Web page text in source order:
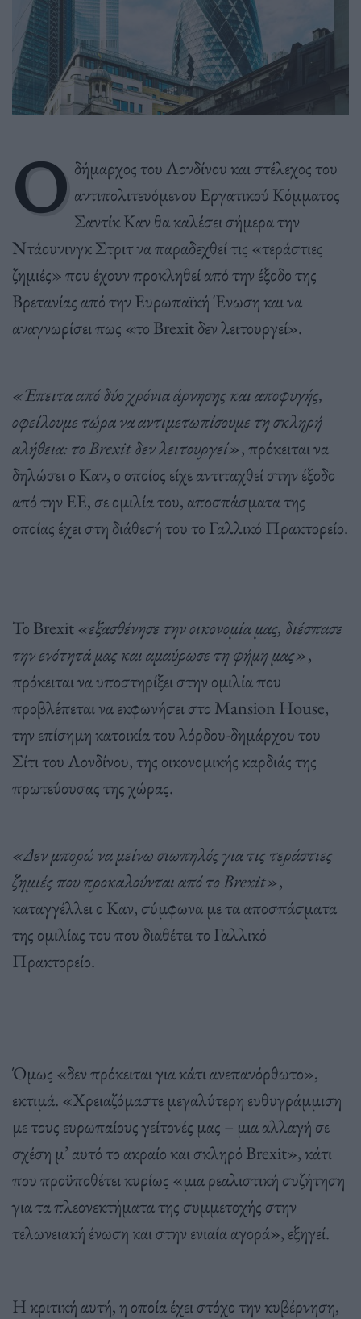
Ο δήμαρχος του Λονδίνου και στέλεχος του
αντιπολιτευόμενου Εργατικού Κόμματος
Σαντίκ Καν θα καλέσει σήμερα την
Ντάουνινγκ Στριτ να παραδεχθεί τις «τεράστιες
ζημιές» που έχουν προκληθεί από την έξοδο της
Βρετανίας από την Ευρωπαϊκή Ένωση και να
αναγνωρίσει πως «το Brexit δεν λειτουργεί».
«Έπειτα από δύο χρόνια άρνησης και αποφυγής,
οφείλουμε τώρα να αντιμετωπίσουμε τη σκληρή
αλήθεια: το Brexit δεν λειτουργεί», πρόκειται να
δηλώσει ο Καν, ο οποίος είχε αντιταχθεί στην έξοδο
από την ΕΕ, σε ομιλία του, αποσπάσματα της
οποίας έχει στη διάθεσή του το Γαλλικό Πρακτορείο.
Το Brexit«εξασθένησε την οικονομία μας, διέσπασε
την ενότητά μας και αμαύρωσε τη φήμη μας»,
πρόκειται να υποστηρίξει στην ομιλία που
προβλέπεται να εκφωνήσει στο Mansion House,
την επίσημη κατοικία του λόρδου-δημάρχου του
Σίτι του Λονδίνου, της οικονομικής καρδιάς της
πρωτεύουσας της χώρας.
«Δεν μπορώ να μείνω σιωπηλός για τις τεράστιες
ζημιές που προκαλούνται από το Brexit»,
καταγγέλλει ο Καν, σύμφωνα με τα αποσπάσματα
της ομιλίας του που διαθέτει το Γαλλικό
Πρακτορείο.
Όμως «δεν πρόκειται για κάτι ανεπανόρθωτο»,
εκτιμά. «Χρειαζόμαστε μεγαλύτερη ευθυγράμμιση
με τους ευρωπαίους γείτονές μας – μια αλλαγή σε
σχέση μ’ αυτό το ακραίο και σκληρό Brexit», κάτι
που προϋποθέτει κυρίως «μια ρεαλιστική συζήτηση
για τα πλεονεκτήματα της συμμετοχής στην
τελωνειακή ένωση και στην ενιαία αγορά», εξηγεί.
Η κριτική αυτή, η οποία έχει στόχο την κυβέρνηση,